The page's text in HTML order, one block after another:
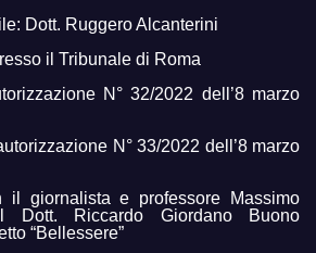
Dott. Ruggero Alcanterini
il Tribunale di Roma
N° 32/2022 dell’8 marzo
N° 33/2022 dell’8 marzo
il giornalista e professore Massimo
Riccardo Giordano Buono
“Bellessere”